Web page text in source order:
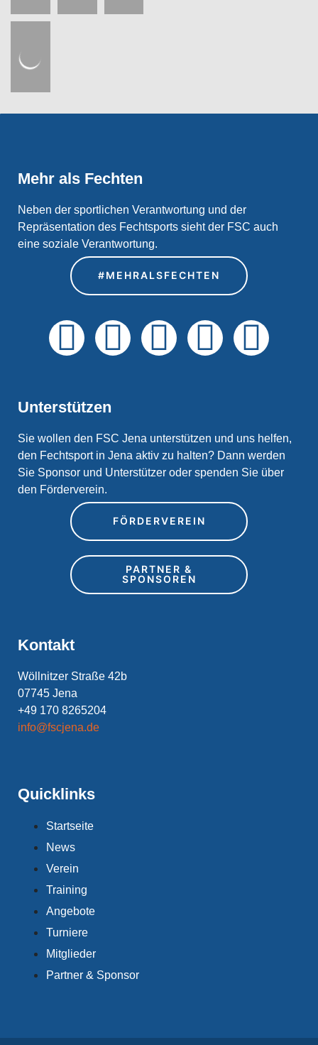
Mehr als Fechten
Neben der sportlichen Verantwortung und der
Repräsentation des Fechtsports sieht der FSC auch
eine soziale Verantwortung.
#MEHRALSFECHTEN
Unterstützen
Sie wollen den FSC Jena unterstützen und uns helfen,
den Fechtsport in Jena aktiv zu halten? Dann werden
Sie Sponsor und Unterstützer oder spenden Sie über
den Förderverein.
FÖRDERVEREIN
PARTNER &
SPONSOREN
Kontakt
Wöllnitzer Straße 42b
07745 Jena
+49 170 8265204
info@fscjena.de
Quicklinks
Startseite
News
Verein
Training
Angebote
Turniere
Mitglieder
Partner & Sponsor